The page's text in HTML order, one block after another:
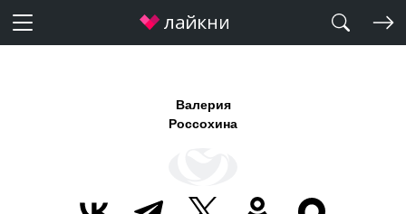
Валерия
Россохина